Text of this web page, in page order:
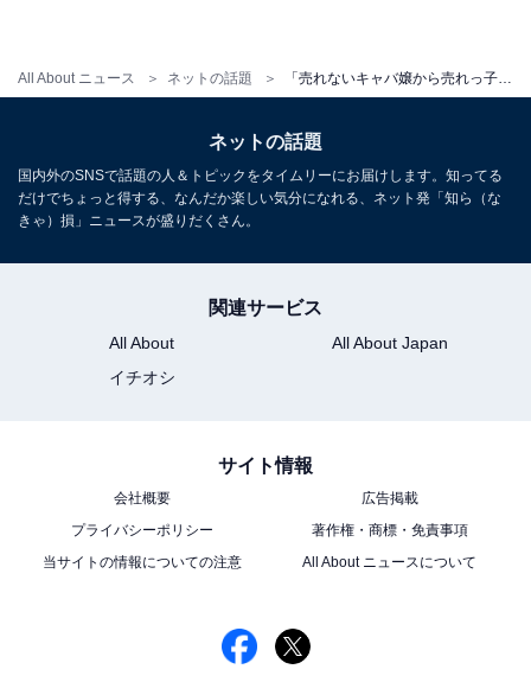
All About ニュース ネットの話題
ネットの話題
国内外のSNSで話題の人＆トピックをタイムリーにお届けします。知ってる
だけでちょっと得する、なんだか楽しい気分になれる、ネット発「知ら（な
きゃ）損」ニュースが盛りだくさん。
関連サービス
All About
All About Japan
イチオシ
サイト情報
会社概要
広告掲載
プライバシーポリシー
著作権・商標・免責事項
当サイトの情報についての注意
All About ニュースについて